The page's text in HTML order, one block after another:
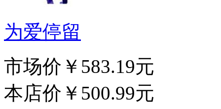
为爱停留
市场价 ￥583.19元
本店价 ￥500.99元